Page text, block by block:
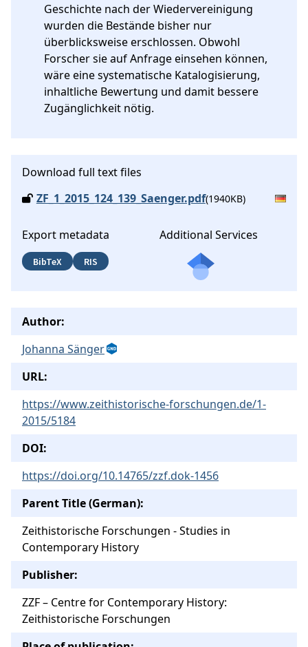
Geschichte nach der Wiedervereinigung
wurden die Bestände bisher nur
überblicksweise erschlossen. Obwohl
Forscher sie auf Anfrage einsehen können,
wäre eine systematische Katalogisierung,
inhaltliche Bewertung und damit bessere
Zugänglichkeit nötig.
Download full text files
ZF_1_2015_124_139_Saenger.pdf(1940KB)
Export metadata
BibTeX RIS
Additional Services
Author:
Johanna Sänger
URL:
https://www.zeithistorische-forschungen.de/1-
2015/5184
DOI:
https://doi.org/10.14765/zzf.dok-1456
Parent Title (German):
Zeithistorische Forschungen - Studies in
Contemporary History
Publisher:
ZZF – Centre for Contemporary History:
Zeithistorische Forschungen